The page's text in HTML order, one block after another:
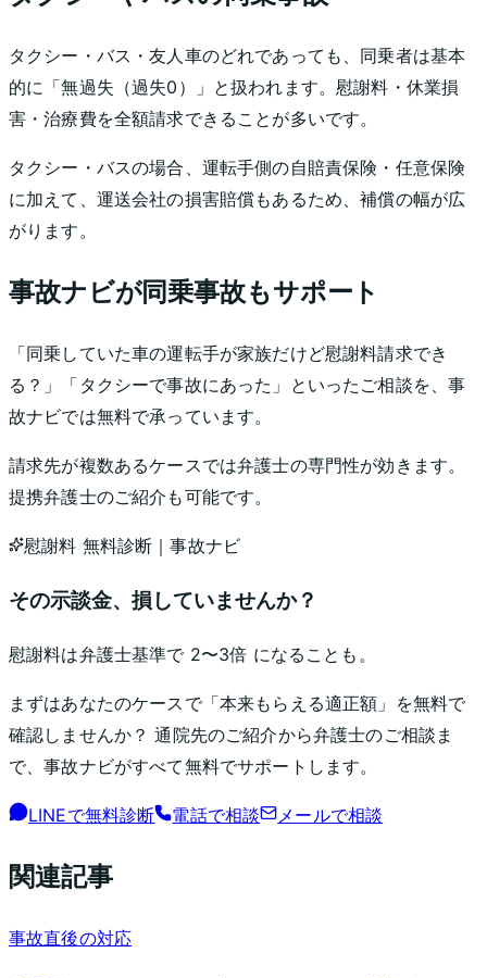
タクシー・バス・友人車のどれであっても、同乗者は基本
的に「無過失（過失0）」と扱われます。慰謝料・休業損
害・治療費を全額請求できることが多いです。
タクシー・バスの場合、運転手側の自賠責保険・任意保険
に加えて、運送会社の損害賠償もあるため、補償の幅が広
がります。
事故ナビが同乗事故もサポート
「同乗していた車の運転手が家族だけど慰謝料請求でき
る？」「タクシーで事故にあった」といったご相談を、事
故ナビでは無料で承っています。
請求先が複数あるケースでは弁護士の専門性が効きます。
提携弁護士のご紹介も可能です。
慰謝料 無料診断｜事故ナビ
その示談金、損していませんか？
慰謝料は弁護士基準で 2〜3倍 になることも。
まずはあなたのケースで「本来もらえる適正額」を無料で
確認しませんか？ 通院先のご紹介から弁護士のご相談ま
で、事故ナビがすべて無料でサポートします。
LINEで無料診断 電話で相談 メールで相談
関連記事
事故直後の対応